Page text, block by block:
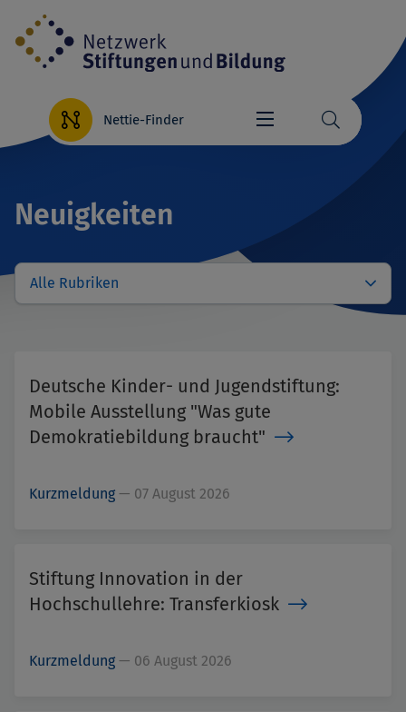
Direkt
zum
Inhalt
Nettie-Finder
Neuigkeiten
Alle Rubriken
Deutsche Kinder- und Jugendstiftung:
Mobile Ausstellung "Was gute
Demokratiebildung braucht"
Kurzmeldung — 07 August 2026
Stiftung Innovation in der
Hochschullehre: Transferkiosk
Kurzmeldung — 06 August 2026